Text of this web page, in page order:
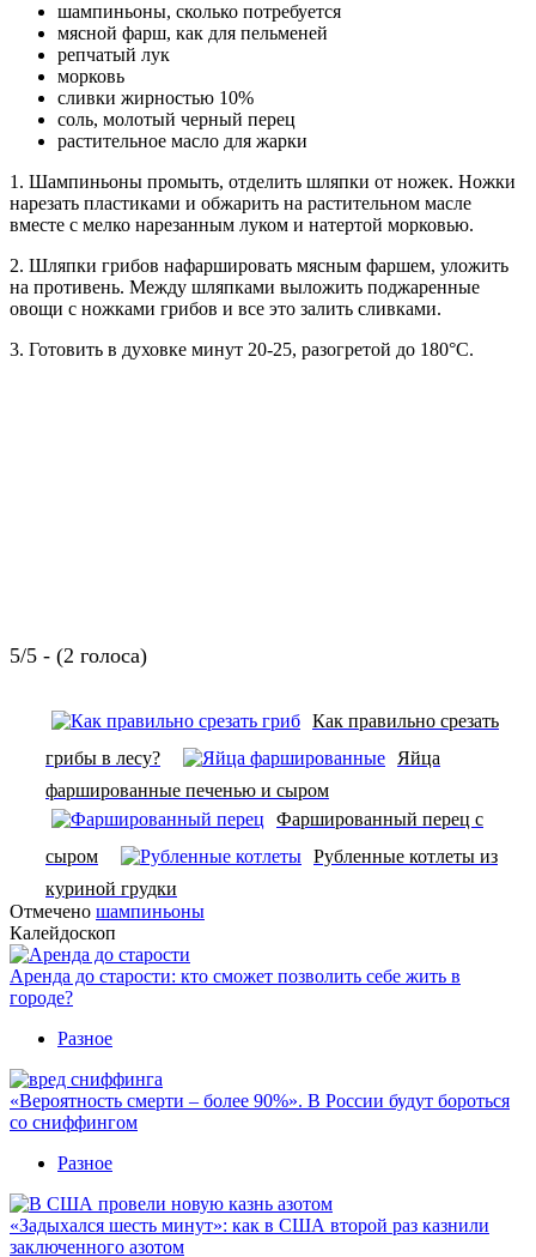
шампиньоны, сколько потребуется
мясной фарш, как для пельменей
репчатый лук
морковь
сливки жирностью 10%
соль, молотый черный перец
растительное масло для жарки
1. Шампиньоны промыть, отделить шляпки от ножек. Ножки
нарезать пластиками и обжарить на растительном масле
вместе с мелко нарезанным луком и натертой морковью.
2. Шляпки грибов нафаршировать мясным фаршем, уложить
на противень. Между шляпками выложить поджаренные
овощи с ножками грибов и все это залить сливками.
3. Готовить в духовке минут 20-25, разогретой до 180°C.
5/5 - (2 голоса)
Как правильно срезать
грибы в лесу?
Яйца
фаршированные печенью и сыром
Фаршированный перец с
сыром
Рубленные котлеты из
куриной грудки
Отмечено шампиньоны
Калейдоскоп
Аренда до старости: кто сможет позволить себе жить в
городе?
Разное
«Вероятность смерти – более 90%». В России будут бороться
со сниффингом
Разное
«Задыхался шесть минут»: как в США второй раз казнили
заключенного азотом